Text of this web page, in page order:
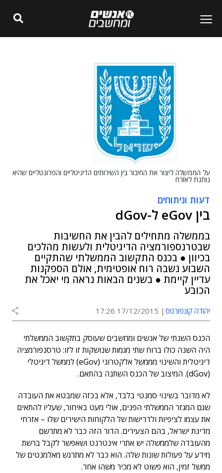
על הממשלה ליצור את החיבור בין השירותים הדיגיטליים והפרונטליים שהיא
נותנת לאזרח
דעות וניתוחים
בין eGov ל-dGov
בממשלה מתחילים להבין את החשיבות
שבטרנספורמציה הדיגיטלית ולעשות מהלכים
בכיוון ● בכנס התקשוב הממשלתי שהתקיים
השבוע נשבה רוח אופטימית, אולם הספקנות
עדיין קיימת ● בשנים הבאות נראה מי יאכל את
הכובע
יהודה קונפורטס 17/12/2015 17:26
הכנס השנתי של אנשים ומחשבים שעוסק בתקשוב הממשלתי
היה השנה כולו ברוח שתי מגמות שנושקות זו לזו: טרסנפורמציה
דיגיטלית והשינוי מממשל אלקטרוני (eGov) לממשל דיגיטלי
(dGov). המיצוב של הכנס השתנה בהתאם.
לא מדובר בשינוי סמנטי בלבד, אלא בכזה שמבטא את העובדה
שגם המגזר הממשלתי הפנים, אולי מעט באיחור, שעליו להתאים
את עצמו לציפיות ולדרישות של הלקוחות הישירים שלו – אזרחי
מדינת ישראל, בהם הצעירים. הדור הזה כבר לא מתרשם
מהעובדה שלממשלה יש אתרי אינטרנט ושאפשר לקבל ברשת
מידע על פעולות שונות שלה. הוא כבר לא מתרגש מאלמנטים של
ממשל זמין, הוא פשוט לא מכיר משהו אחר.